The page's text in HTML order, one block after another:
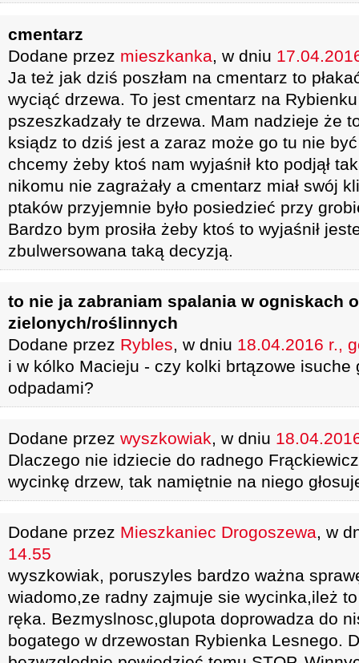
cmentarz
Dodane przez mieszkanka, w dniu
Ja też jak dziś poszłam na cmentarz to
wyciąć drzewa. To jest cmentarz na
pszeszkadzały te drzewa. Mam nadzieje że
ksiądz to dziś jest a zaraz może go tu nie
chcemy żeby ktoś nam wyjaśnił kto podjął
nikomu nie zagrażały a cmentarz miał swój
ptaków przyjemnie było posiedzieć przy
Bardzo bym prosiła żeby ktoś to wyjaśnił
zbulwersowana taką decyzją.
to nie ja zabraniam spalania w ogniskach
zielonych/roślinnych
Dodane przez Rybles, w dniu 18.04.2016 r.,
i w kólko Macieju - czy kolki brtązowe isuche
odpadami?
Dodane przez wyszkowiak, w dniu
Dlaczego nie idziecie do radnego
wycinkę drzew, tak namiętnie na niego
Dodane przez Mieszkaniec Drogoszewa, w
14.55
wyszkowiak, poruszyles bardzo ważna
wiadomo,ze radny zajmuje sie wycinka,ileż
ręka. Bezmyslnosc,glupota doprowadza do
bogatego w drzewostan Rybienka Lesnego.